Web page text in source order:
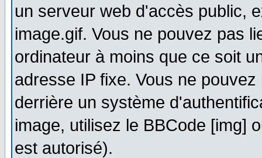
un serveur web d'accès public,
image.gif. Vous ne pouvez pas
ordinateur à moins que ce soit
adresse IP fixe. Vous ne
derrière un système
image, utilisez le BBCode [img]
est autorisé).